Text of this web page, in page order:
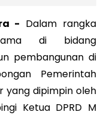
- Dalam rangka
di bidang
pembangunan di
Pemerintah
yang dipimpin oleh
Ketua DPRD M